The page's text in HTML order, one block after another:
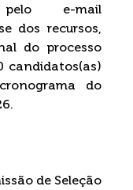
julho, exclusivamente pelo e-mail
dos recursos,
do processo
candidatos(as)
do
de Seleção